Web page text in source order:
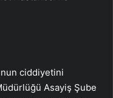
ciddiyetini
Asayiş Şube